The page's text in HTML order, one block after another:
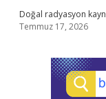
Doğal radyasyon
Temmuz 17, 2026